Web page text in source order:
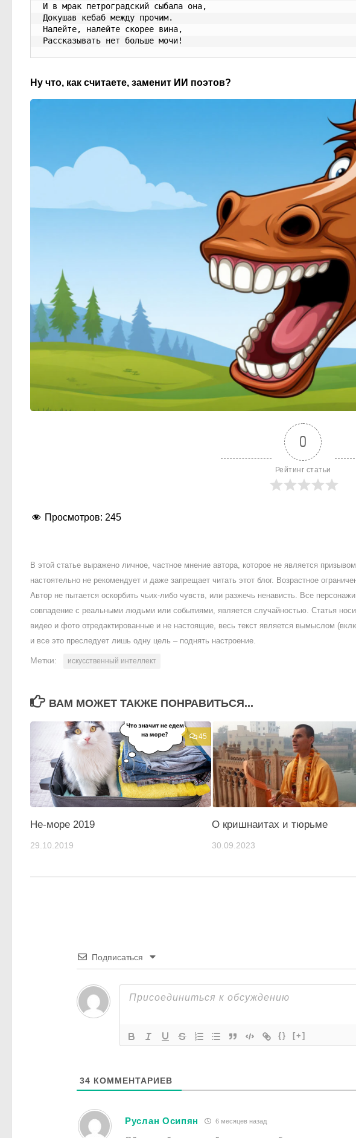
И в мрак петроградский сыбала она,
Докушав кебаб между прочим.
Налейте, налейте скорее вина,
Рассказывать нет больше мочи!
Ну что, как считаете, заменит ИИ поэтов?
0
Рейтинг статьи
Просмотров: 245
В этой статье выражено личное, частное мнение автора, которое не является
настоятельно не рекомендует и даже запрещает читать этот блог. Возрастное
Автор не пытается оскорбить чьих-либо чувств, или разжечь ненависть. Все
совпадение с реальными людьми или событиями, является случайностью. Статья
видео и фото отредактированные и не настоящие, весь текст является вымыслом
и все это преследует лишь одну цель – поднять настроение.
Метки: искусственный интеллект
ВАМ МОЖЕТ ТАКЖЕ ПОНРАВИТЬСЯ...
45
Не-море 2019
29.10.2019
О кришнаитах и тюрьме
30.09.2023
Подписаться
{} [+]
34 КОММЕНТАРИЕВ
Руслан Осипян 6 месяцев назад